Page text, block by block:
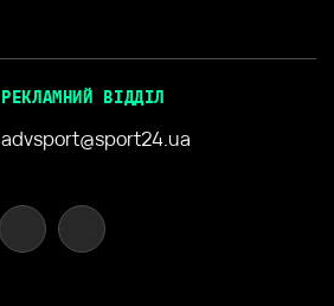
РЕКЛАМНИЙ ВІДДІЛ
advsport@sport24.ua